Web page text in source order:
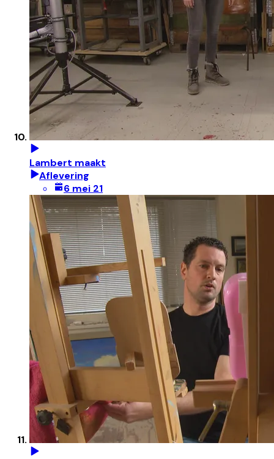
Lambert maakt
Aflevering
6 mei 21